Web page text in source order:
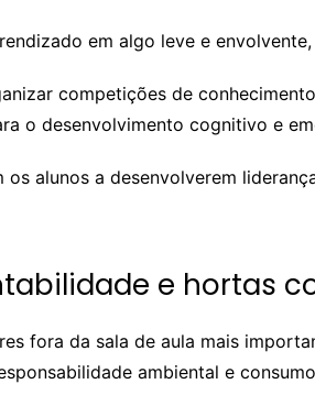
em algo leve e
competições de
o desenvolvimento cognitivo e
os alunos a desenvolverem
e hortas
fora da sala de aula mais
ambiental e